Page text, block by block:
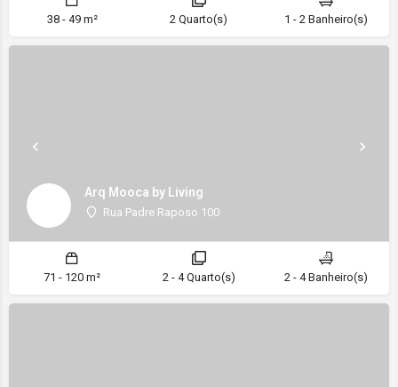
38 - 49 m² 2 Quarto(s) 1 - 2 Banheiro(s)
Arq Mooca by Living
Rua Padre Raposo 100
71 - 120 m² 2 - 4 Quarto(s) 2 - 4 Banheiro(s)